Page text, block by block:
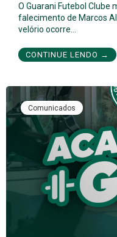
O Guarani Futebol
falecimento de Marcos
velório ocorre…
CONTINUE LENDO →
Comunicados